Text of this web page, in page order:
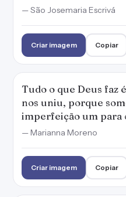
— São Josemaria Escrivá
Criar imagem Copiar
Tudo o que Deus faz
nos uniu, porque
imperfeição um para
— Marianna Moreno
Criar imagem Copiar